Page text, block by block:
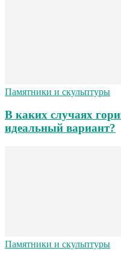
Памятники и скульптуры
В каких случаях
идеальный вариант?
Памятники и скульптуры